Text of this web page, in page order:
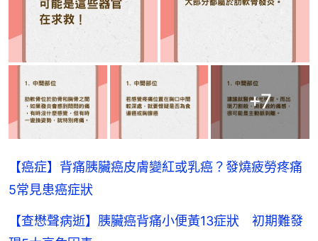
+7
【癌症】背痛胰臟癌皮膚變紅或乳癌？發燒疲勞疼痛
5常見患癌症狀
【查懋聲病逝】胰臟癌背痛小便黃13症狀 初期難發